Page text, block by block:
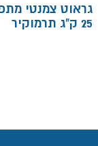
25 ק"ג תרמוקיר